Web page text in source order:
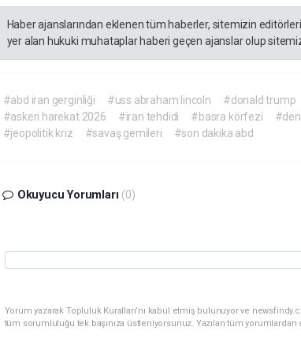
Haber ajanslarından eklenen tüm haberler, sitemizin
yer alan hukuki muhataplar haberi geçen ajanslar olup
#abd iran gerginliği #uss abraham lincoln #donald trump
#askeri harekat 2026
#iran tehdidi #basra körfezi
#jeopolitik kriz
#savaş gemileri #son dakika abd
Okuyucu Yorumları (0)
Yorum yazarak Topluluk Kuralları’nı kabul etmiş bulunuyor ve
tüm sorumluluğu tek başınıza üstleniyorsunuz. Yazılan tüm